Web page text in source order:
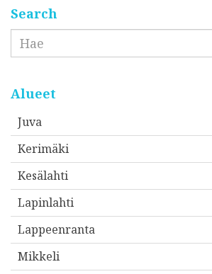
t
i
o
o
t
e
s
Search
Etsi
Alueet
Juva
Kerimäki
Kesälahti
Lapinlahti
Lappeenranta
Mikkeli